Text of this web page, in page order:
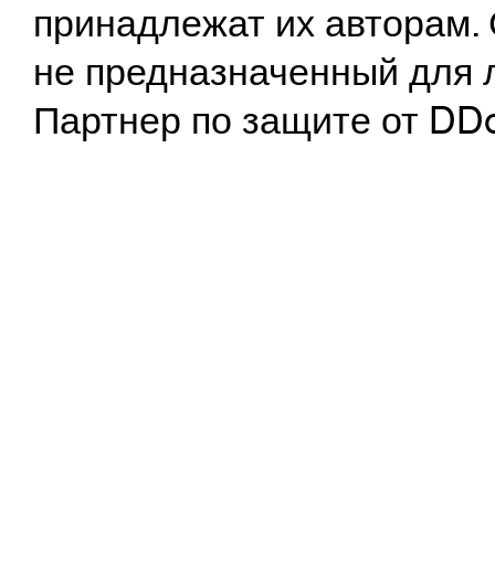
принадлежат их
не предназначенный
Партнер по защите от